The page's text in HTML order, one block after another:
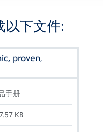
以下文件:
proven,
手册
KB